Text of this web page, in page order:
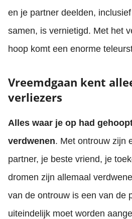
en je partner deelden,
samen, is vernietigd. Met het
hoop komt een enorme
Vreemdgaan kent
verliezers
Alles waar je op had
verdwenen. Met ontrouw zijn
partner, je beste vriend, je
dromen zijn allemaal
van de ontrouw is een van de
uiteindelijk moet worden